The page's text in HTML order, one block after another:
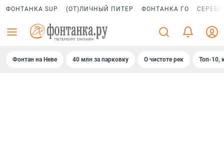
ФОНТАНКА SUP (ОТ)ЛИЧНЫЙ ПИТЕР ФОНТАНКА ГО
Фонтан на Неве 40 млн за парковку О чистоте рек Топ-10,